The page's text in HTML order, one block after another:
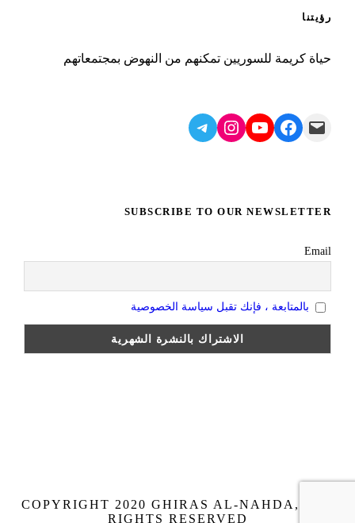
رؤيتنا
حياة كريمة للسوريين تمكنهم من النهوض بمجتمعاتهم
Mail
Facebook
YouTube
Instagram
Telegram
SUBSCRIBE TO OUR NEWSLETTER
Email
بالمتابعة ، فإنك تقبل سياسة الخصوصية
COPYRIGHT 2020 GHIRAS AL-NAHDA, ALL
RIGHTS RESERVED